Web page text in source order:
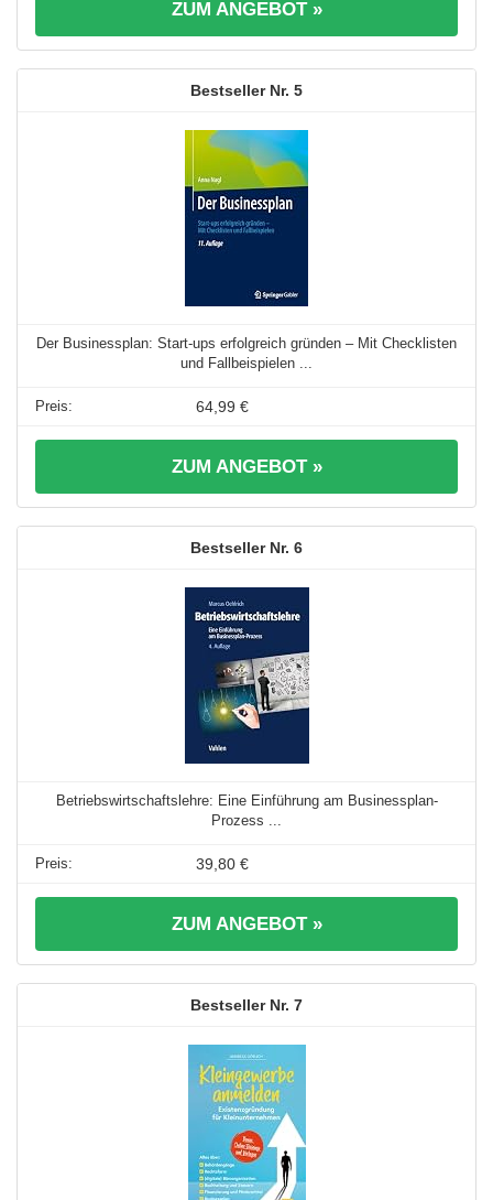
ZUM ANGEBOT »
5
Der Businessplan: Start-ups erfolgreich gründen – Mit Checklisten
und Fallbeispielen ...
64,99 €
ZUM ANGEBOT »
6
Betriebswirtschaftslehre: Eine Einführung am Businessplan-
Prozess ...
39,80 €
ZUM ANGEBOT »
7